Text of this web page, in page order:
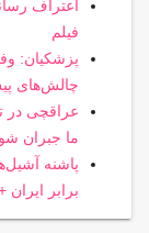
اعتراف
فیلم
پزشکیان:
چالش‌های
عراقچی در
ما جبران
پاشنه
برابر ایران